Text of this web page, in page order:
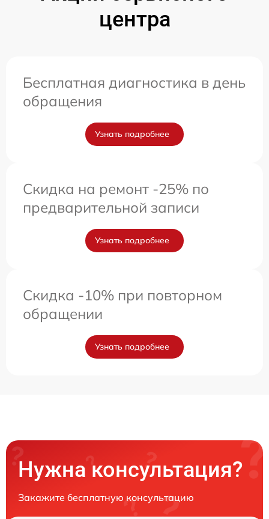
центра
Бесплатная диагностика в день
обращения
Узнать подробнее
Скидка на ремонт -25% по
предварительной записи
Узнать подробнее
Скидка -10% при повторном
обращении
Узнать подробнее
Нужна консультация?
Закажите бесплатную консультацию